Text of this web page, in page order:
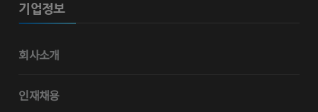
기업정보
회사소개
인재채용